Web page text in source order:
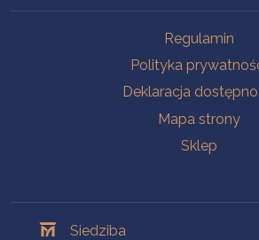
Regulamin
Polityka
Deklaracja
Mapa strony
Sklep
Siedziba